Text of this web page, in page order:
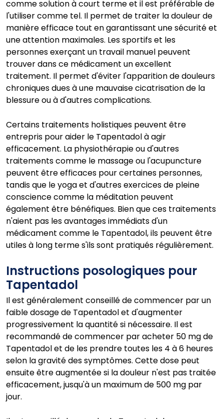
comme solution à court terme et il est préférable de
l'utiliser comme tel. Il permet de traiter la douleur de
manière efficace tout en garantissant une sécurité et
une attention maximales. Les sportifs et les
personnes exerçant un travail manuel peuvent
trouver dans ce médicament un excellent
traitement. Il permet d'éviter l'apparition de douleurs
chroniques dues à une mauvaise cicatrisation de la
blessure ou à d'autres complications.
Certains traitements holistiques peuvent être
entrepris pour aider le Tapentadol à agir
efficacement. La physiothérapie ou d'autres
traitements comme le massage ou l'acupuncture
peuvent être efficaces pour certaines personnes,
tandis que le yoga et d'autres exercices de pleine
conscience comme la méditation peuvent
également être bénéfiques. Bien que ces traitements
n'aient pas les avantages immédiats d'un
médicament comme le Tapentadol, ils peuvent être
utiles à long terme s'ils sont pratiqués régulièrement.
Instructions posologiques pour
Tapentadol
Il est généralement conseillé de commencer par un
faible dosage de Tapentadol et d'augmenter
progressivement la quantité si nécessaire. Il est
recommandé de commencer par acheter 50 mg de
Tapentadol et de les prendre toutes les 4 à 6 heures
selon la gravité des symptômes. Cette dose peut
ensuite être augmentée si la douleur n'est pas traitée
efficacement, jusqu'à un maximum de 500 mg par
jour.